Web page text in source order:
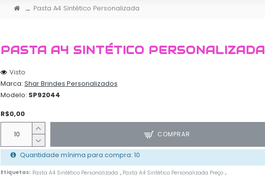
Pasta A4 Sintético Personalizada
PASTA A4 SINTÉTICO PERSONALIZADA
Marca: Shar Brindes Personalizados
Modelo: SP92044
Visto
R$0,00
COMPRAR
Quantidade mínima para compra: 10
Etiquetas: Pasta A4 Sintético Personalizada , Pasta A4 Sintético Personalizada Preço ,